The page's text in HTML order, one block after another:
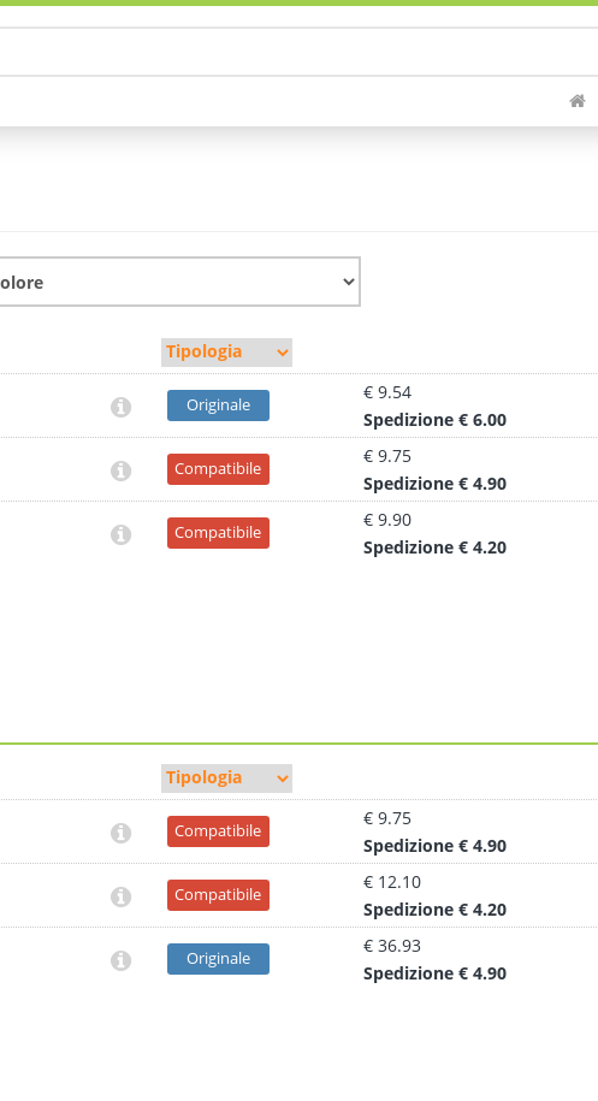
Originale
€ 9.54
Spedizione € 6.00
Compatibile
€ 9.75
Spedizione € 4.90
Compatibile
€ 9.90
Spedizione € 4.20
Compatibile
€ 9.75
Spedizione € 4.90
Compatibile
€ 12.10
Spedizione € 4.20
Originale
€ 36.93
Spedizione € 4.90